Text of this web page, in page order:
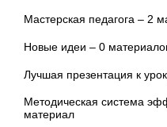
Мастерская педагога – 2
Новые идеи – 0
Лучшая презентация к
Методическая система
материал